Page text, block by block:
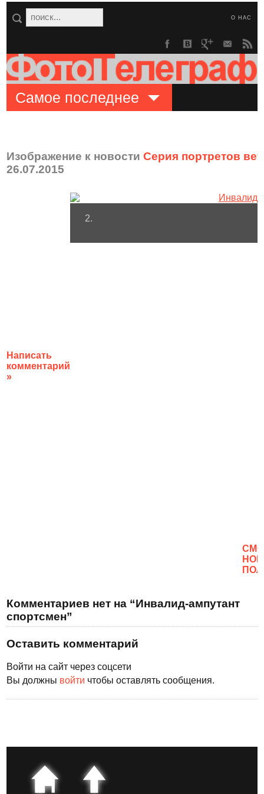
О НАС
Самое последнее
Изображение к новостиСерия портретов
26.07.2015
Написать
комментарий
»
2.
Комментариев нет на “Инвалид-ампутант
спортсмен”
Оставить комментарий
Войти на сайт через соцсети
Вы должны войти чтобы оставлять сообщения.